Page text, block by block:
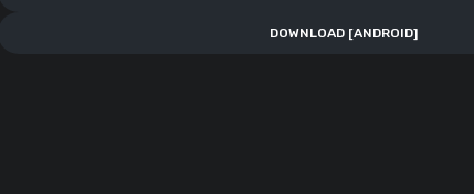
DOWNLOAD [ANDROID]